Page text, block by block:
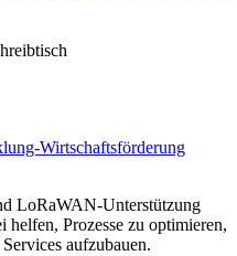
Wirtschaftsförderung
LoRaWAN-Unterstützung
Prozesse zu optimieren,
aufzubauen.